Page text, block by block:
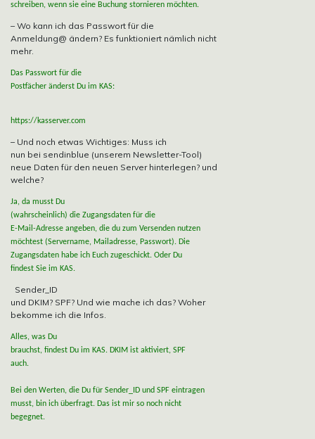
schreiben, wenn sie eine Buchung stornieren möchten.
– Wo kann ich das Passwort für die
Anmeldung@ ändern? Es funktioniert nämlich nicht
mehr.
Das Passwort für die
Postfächer änderst Du im KAS:
https://kasserver.com
– Und noch etwas Wichtiges: Muss ich
nun bei sendinblue (unserem Newsletter-Tool)
neue Daten für den neuen Server hinterlegen? und
welche?
Ja, da musst Du
(wahrscheinlich) die Zugangsdaten für die
E-Mail-Adresse angeben, die du zum Versenden nutzen
möchtest (Servername, Mailadresse, Passwort). Die
Zugangsdaten habe ich Euch zugeschickt. Oder Du
findest Sie im KAS.
Sender_ID
und DKIM? SPF? Und wie mache ich das? Woher
bekomme ich die Infos.
Alles, was Du
brauchst, findest Du im KAS. DKIM ist aktiviert, SPF
auch.
Bei den Werten, die Du für Sender_ID und SPF eintragen
musst, bin ich überfragt. Das ist mir so noch nicht
begegnet.